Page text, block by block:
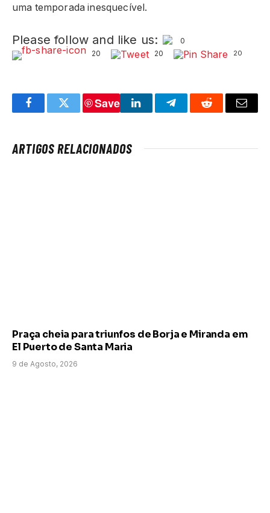
uma temporada inesquecível.
Please follow and like us:
0
20
20 20
FacebookTwitter
Save
LinkedInTelegramReddit Email
ARTIGOS RELACIONADOS
Praça cheia para triunfos de Borja e Miranda em
El Puerto de Santa Maria
9 de Agosto, 2026